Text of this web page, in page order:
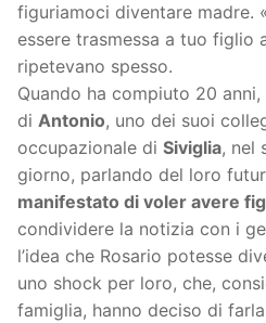
figuriamoci diventare madre.
essere trasmessa a tuo figlio
ripetevano spesso.
Quando ha compiuto 20
di Antonio, uno dei suoi
occupazionale di Siviglia, nel
giorno, parlando del loro
manifestato di voler avere
condividere la notizia con i
l’idea che Rosario potesse
uno shock per loro, che,
famiglia, hanno deciso di